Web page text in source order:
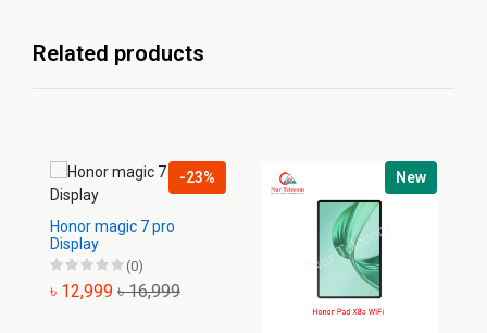
Related products
-23%
Honor magic 7 pro
Display
(0)
৳ 12,999 ৳ 16,999
New